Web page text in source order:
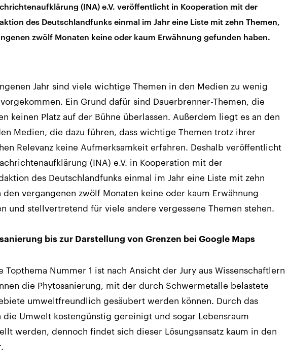
(INA) e.V. veröffentlicht in Kooperation mit der
des Deutschlandfunks einmal im Jahr eine Liste mit zehn Themen,
zwölf Monaten keine oder kaum Erwähnung gefunden haben.
Jahr sind viele wichtige Themen in den Medien zu wenig
Ein Grund dafür sind Dauerbrenner-Themen, die
keinen Platz auf der Bühne überlassen. Außerdem liegt es an den
Medien, die dazu führen, dass wichtige Themen trotz ihrer
Relevanz keine Aufmerksamkeit erfahren. Deshalb veröffentlicht
(INA) e.V. in Kooperation mit der
des Deutschlandfunks einmal im Jahr eine Liste mit zehn
vergangenen zwölf Monaten keine oder kaum Erwähnung
und stellvertretend für viele andere vergessene Themen stehen.
bis zur Darstellung von Grenzen bei Google Maps
Topthema Nummer 1 ist nach Ansicht der Jury aus Wissenschaftlern
die Phytosanierung, mit der durch Schwermetalle belastete
umweltfreundlich gesäubert werden können. Durch das
die Umwelt kostengünstig gereinigt und sogar Lebensraum
werden, dennoch findet sich dieser Lösungsansatz kaum in den